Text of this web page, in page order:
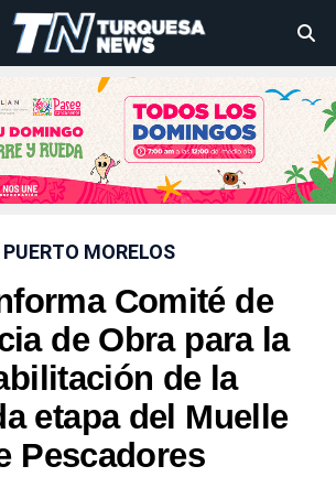
PUERTO MORELOS
Comité de
de Obra para la
de la
etapa del Muelle
Pescadores